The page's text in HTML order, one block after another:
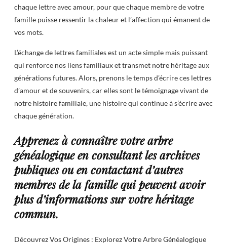
chaque lettre avec amour, pour que chaque membre de votre
famille puisse ressentir la chaleur et l’affection qui émanent de
vos mots.
L’échange de lettres familiales est un acte simple mais puissant
qui renforce nos liens familiaux et transmet notre héritage aux
générations futures. Alors, prenons le temps d’écrire ces lettres
d’amour et de souvenirs, car elles sont le témoignage vivant de
notre histoire familiale, une histoire qui continue à s’écrire avec
chaque génération.
Apprenez à connaître votre arbre
généalogique en consultant les archives
publiques ou en contactant d’autres
membres de la famille qui peuvent avoir
plus d’informations sur votre héritage
commun.
Découvrez Vos Origines : Explorez Votre Arbre Généalogique